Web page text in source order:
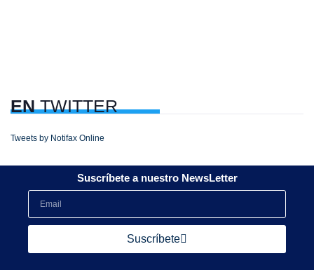
ENTWITTER
Tweets by Notifax Online
Suscríbete a nuestro NewsLetter
Suscríbete